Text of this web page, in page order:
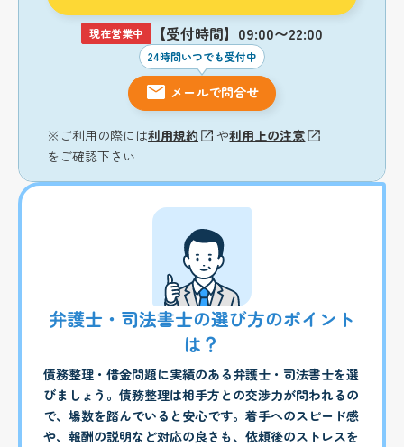
現在営業中 【受付時間】09:00〜22:00
24時間いつでも受付中
メールで問合せ
※ご利用の際には利用規約 や利用上の注意
をご確認下さい
弁護士・司法書士の選び方のポイント
は？
債務整理・借金問題に実績のある弁護士・司法書士を選
びましょう。債務整理は相手方との交渉力が問われるの
で、場数を踏んでいると安心です。着手へのスピード感
や、報酬の説明など対応の良さも、依頼後のストレスを